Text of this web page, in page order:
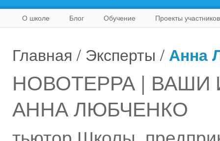
О школе Блог Обучение Проекты участников
Главная / Эксперты / Анна
НОВОТЕРРА | ВАШИ
АННА ЛЮБЧЕНКО